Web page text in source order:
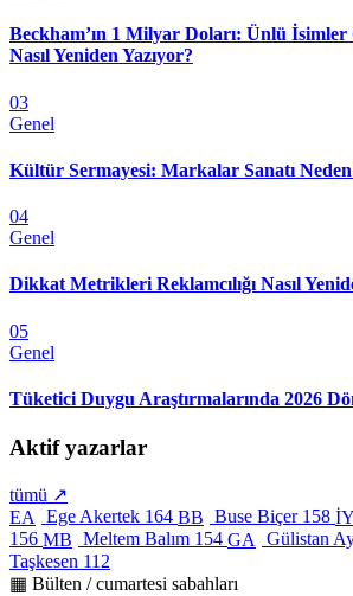
Beckham’ın 1 Milyar Doları: Ünlü İsimler
Nasıl Yeniden Yazıyor?
03
Genel
Kültür Sermayesi: Markalar Sanatı Neden
04
Genel
Dikkat Metrikleri Reklamcılığı Nasıl
05
Genel
Tüketici Duygu Araştırmalarında 2026
Aktif yazarlar
tümü ↗
EA
Ege Akertek 164 BB Buse Biçer 158 İY
156 MB Meltem Balım 154 GA Gülistan
Taşkesen 112
▦ Bülten / cumartesi sabahları